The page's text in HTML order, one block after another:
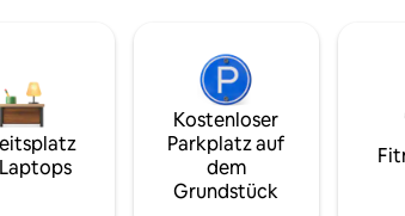
Kostenloser
Parkplatz auf
dem
Grundstück